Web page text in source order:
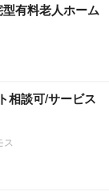
型有料老人ホーム
相談可/サービス
ス